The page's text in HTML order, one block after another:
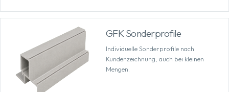
GFK Sonderprofile
Individuelle Sonderprofile nach
Kundenzeichnung, auch bei kleinen
Mengen.